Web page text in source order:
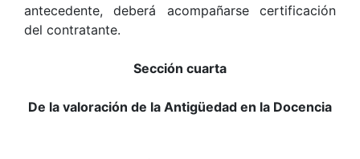
antecedente, deberá acompañarse certificación
del contratante.
Sección cuarta
De la valoración de la Antigüedad en la Docencia